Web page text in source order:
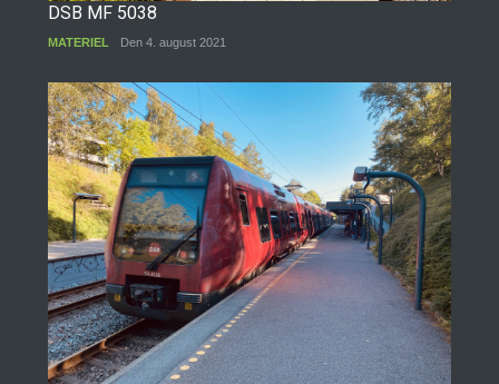
DSB MF 5038
MATERIEL Den 4. august 2021